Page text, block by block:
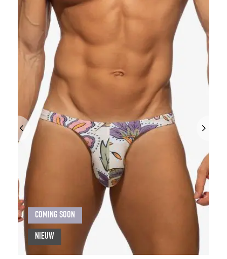
COMING SOON
NIEUW